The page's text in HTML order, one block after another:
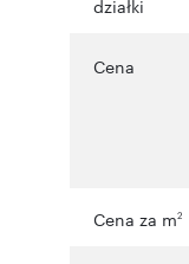
działki
Cena
Cena za m2